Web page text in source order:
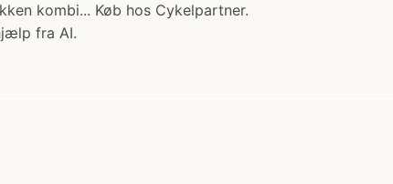
kombi... Køb hos Cykelpartner.
fra AI.